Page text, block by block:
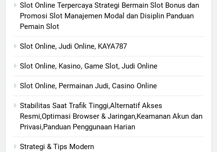
Slot Online Terpercaya Strategi Bermain Slot Bonus dan
Promosi Slot Manajemen Modal dan Disiplin Panduan
Pemain Slot
Slot Online, Judi Online, KAYA787
Slot Online, Kasino, Game Slot, Judi Online
Slot Online, Permainan Judi, Casino Online
Stabilitas Saat Trafik Tinggi,Alternatif Akses
Resmi,Optimasi Browser & Jaringan,Keamanan Akun dan
Privasi,Panduan Penggunaan Harian
Strategi & Tips Modern